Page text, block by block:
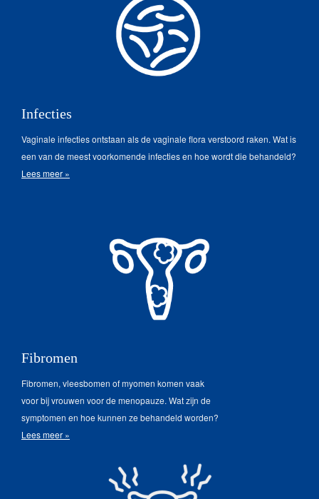
Infecties
Vaginale infecties ontstaan als de vaginale flora verstoord raken. Wat is
een van de meest voorkomende infecties en hoe wordt die behandeld?
Lees meer »
Fibromen
Fibromen, vleesbomen of myomen komen vaak
voor bij vrouwen voor de menopauze. Wat zijn de
symptomen en hoe kunnen ze behandeld worden?
Lees meer »